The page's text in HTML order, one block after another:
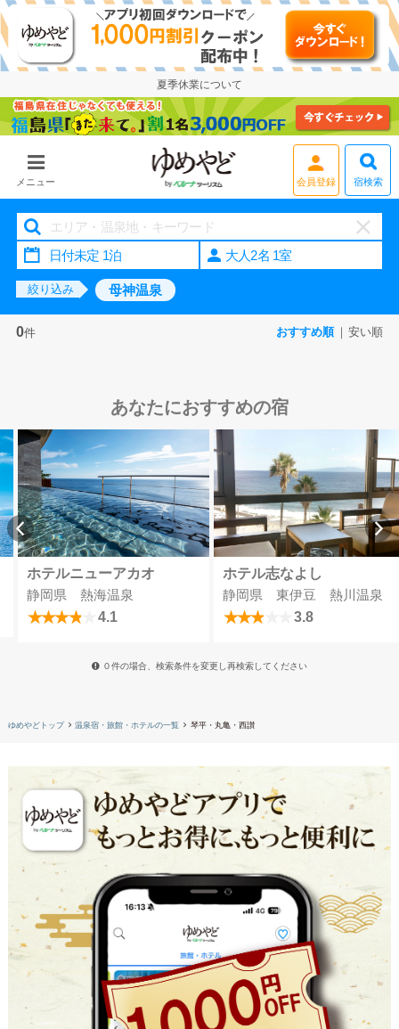
夏季休業について
メニュー 会員登録 宿検索
大人2名 1室
絞り込み 母神温泉
0件 おすすめ順 安い順
あなたにおすすめの宿
ホテルニューアカオ
静岡県 熱海温泉
4.1
ホテル志なよし
静岡県 東伊豆 熱川温泉
3.8
０件の場合、検索条件を変更し再検索してください
ゆめやどトップ 温泉宿・旅館・ホテルの一覧 琴平・丸亀・西讃